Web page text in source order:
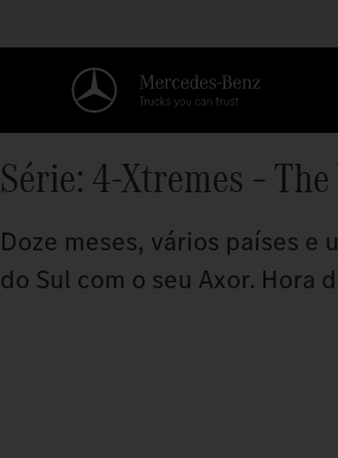
Série: 4-Xtremes –
Doze meses, vários países e
do Sul com o seu Axor. Hora